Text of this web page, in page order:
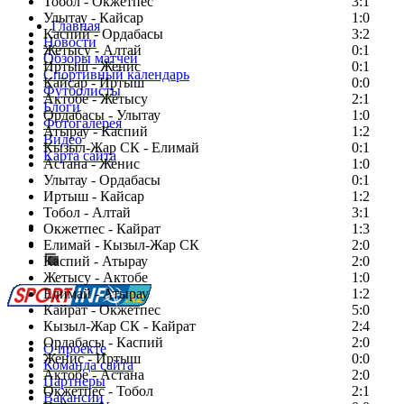
Улытау - Кайсар
1:0
Каспий - Ордабасы
3:2
Жетысу - Алтай
0:1
Иртыш - Женис
0:1
Кайсар - Иртыш
0:0
Актобе - Жетысу
2:1
Ордабасы - Улытау
1:0
Атырау - Каспий
1:2
Кызыл-Жар СК - Елимай
0:1
Астана - Женис
1:0
Улытау - Ордабасы
0:1
Иртыш - Кайсар
1:2
Тобол - Алтай
3:1
Окжетпес - Кайрат
1:3
Елимай - Кызыл-Жар СК
2:0
Каспий - Атырау
2:0
Жетысу - Актобе
1:0
Елимай - Атырау
1:2
Кайрат - Окжетпес
5:0
Кызыл-Жар СК - Кайрат
2:4
Ордабасы - Каспий
2:0
Женис - Иртыш
0:0
Актобе - Астана
2:0
Окжетпес - Тобол
2:1
Главная
Новости
Обзоры матчей
Спортивный календарь
Футболисты
Блоги
Фотогалерея
Видео
Карта сайта
Есть идея?
Сообщить о мероприятии
Перейти на старый сайт
О проекте
Команда сайта
Партнеры
Вакансии